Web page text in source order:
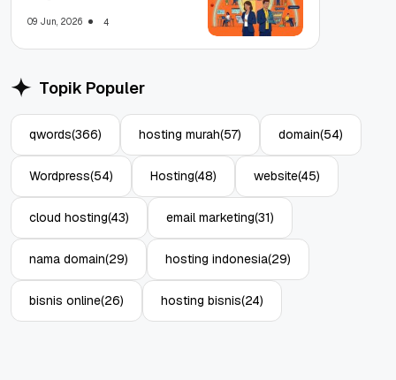
09 Jun, 2026 4
Topik Populer
qwords(366) hosting murah(57) domain(54)
Wordpress(54) Hosting(48) website(45)
cloud hosting(43) email marketing(31)
nama domain(29) hosting indonesia(29)
bisnis online(26) hosting bisnis(24)